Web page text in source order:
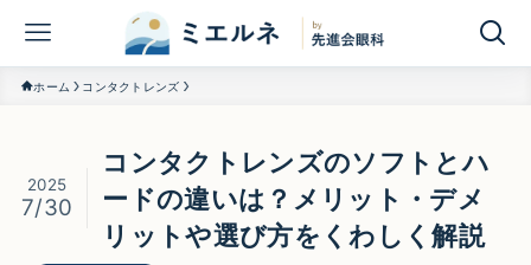
ホーム コンタクトレンズ
コンタクトレンズのソフトとハ
ードの違いは？メリット・デメ
リットや選び方をくわしく解説
2025
7/30